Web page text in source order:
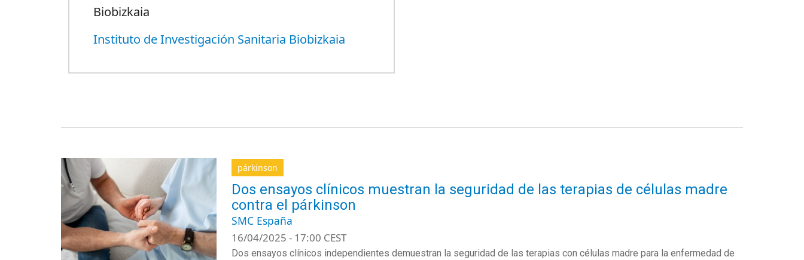
Biobizkaia
Instituto de Investigación Sanitaria Biobizkaia
párkinson
Dos ensayos clínicos muestran la seguridad de las terapias de células madre
contra el párkinson
SMC España
16/04/2025 - 17:00 CEST
Dos ensayos clínicos independientes demuestran la seguridad de las terapias con células madre para la enfermedad de